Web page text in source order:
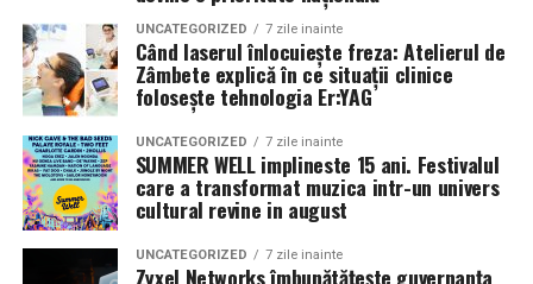
Ford;
Renault și altele.
Compatibilitatea exactă trebuie verificată întotdeauna
în manualul vehiculului sau în documentația tehnică a
producătorului.
Este potrivit pentru motoarele diesel?
Participanții vor aprecia cu siguranță faptul că
organizatorii au ales să adopte soluții care protejează
natura. De asemenea, acest lucru poate contribui la
creșterea reputației evenimentului și la creșterea
numărului de participanți în edițiile viitoare.
Confortul participanților
Deși un eveniment verde presupune economii de costuri
și un impact pozitiv asupra mediului, nu trebuie să se
UNCATEGORIZED 7 zile inainte
Când laserul înlocuiește freza: Atelierul de
Zâmbete explică în ce situații clinice
folosește tehnologia Er:YAG
UNCATEGORIZED 7 zile inainte
SUMMER WELL implineste 15 ani. Festivalul
care a transformat muzica intr-un univers
cultural revine in august
UNCATEGORIZED 7 zile inainte
Zyxel Networks îmbunătățește guvernanța